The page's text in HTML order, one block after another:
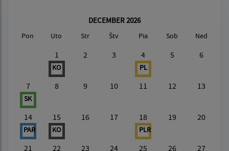
DECEMBER 2026
Pon Uto Str Štv Pia Sob Ned
1
KO
2 3 4
PL
5 6
7
SK
8 9 10 11 12 13
14
PAR
15
KO
16 17 18
PLR
19 20
21 22 23 24 25 26 27